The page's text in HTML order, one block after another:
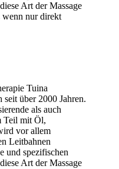
Art der Massage
wenn nur direkt
Tuina
über 2000 Jahren.
als auch
Teil mit Öl,
vor allem
Leitbahnen
und spezifischen
Art der Massage